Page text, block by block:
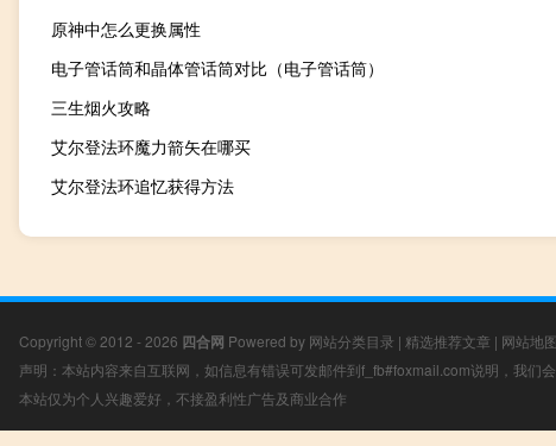
原神中怎么更换属性
电子管话筒和晶体管话筒对比（电子管话筒）
三生烟火攻略
艾尔登法环魔力箭矢在哪买
艾尔登法环追忆获得方法
Copyright © 2012 - 2026 四合网 Powered by 网站分类目录 | 精选推荐文章 | 网站地图
声明：本站内容来自互联网，如信息有错误可发邮件到f_fb#foxmail.com说明，我们
本站仅为个人兴趣爱好，不接盈利性广告及商业合作